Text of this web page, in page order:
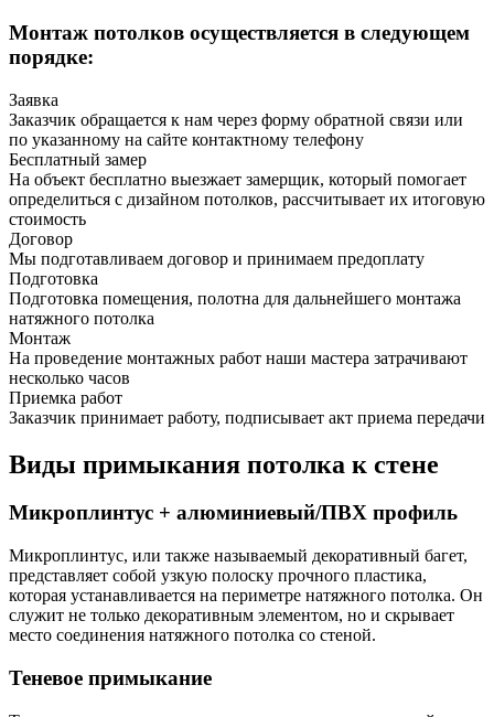
Монтаж потолков осуществляется в следующем
порядке:
Заявка
Заказчик обращается к нам через форму обратной связи или
по указанному на сайте контактному телефону
Бесплатный замер
На объект бесплатно выезжает замерщик, который помогает
определиться с дизайном потолков, рассчитывает их итоговую
стоимость
Договор
Мы подготавливаем договор и принимаем предоплату
Подготовка
Подготовка помещения, полотна для дальнейшего монтажа
натяжного потолка
Монтаж
На проведение монтажных работ наши мастера затрачивают
несколько часов
Приемка работ
Заказчик принимает работу, подписывает акт приема передачи
Виды примыкания потолка к стене
Микроплинтус + алюминиевый/ПВХ профиль
Микроплинтус, или также называемый декоративный багет,
представляет собой узкую полоску прочного пластика,
которая устанавливается на периметре натяжного потолка. Он
служит не только декоративным элементом, но и скрывает
место соединения натяжного потолка со стеной.
Теневое примыкание